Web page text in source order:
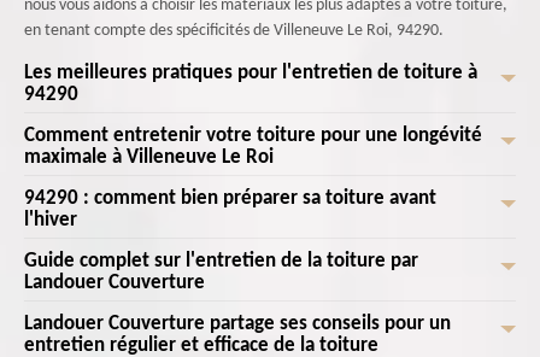
nous vous aidons à choisir les matériaux les plus adaptés à votre toiture,
en tenant compte des spécificités de Villeneuve Le Roi, 94290.
Les meilleures pratiques pour l'entretien de toiture à
94290
Chez Landouer Couverture , nous savons que l'entretien de toiture à
94290 est crucial pour préserver l'intégrité de votre maison à Villeneuve
Le Roi. Commencez par inspecter régulièrement votre toiture pour
détecter les signes de dommages ou d'usure, tels que les tuiles cassées
et les débris n'obstruent le drainage, cause fréquente d'infiltrations.
fragiliser les matériaux. En cas de tempête, il est essentiel de vérifier
l'absence de dommages causés par le vent ou la grêle. N'hésitez pas à
Comment entretenir votre toiture pour une longévité
maximale à Villeneuve Le Roi
Entretenir votre toiture pour une longévité maximale à Villeneuve Le Roi
est crucial pour garantir la durabilité de votre maison. Chez Landouer
Couverture , nous comprenons l'importance de ce travail. Tout d'abord, il
est essentiel de nettoyer régulièrement votre toit pour éliminer les
Ensuite, une inspection minutieuse des tuiles et des ardoises peut
94290 : comment bien préparer sa toiture avant
l'hiver
Chez Landouer Couverture , nous savons combien il est crucial de bien
préparer sa toiture avant l'arrivée de l'hiver à Villeneuve Le Roi, 94290.
Commencez par inspecter minutieusement votre toiture pour détecter
d'éventuelles fissures ou tuiles endommagées. Un entretien préventif
Guide complet sur l'entretien de la toiture par
Landouer Couverture
Bienvenue sur notre guide complet sur l'entretien de la toiture par
Landouer Couverture partage ses conseils pour un
entretien régulier et efficace de la toiture